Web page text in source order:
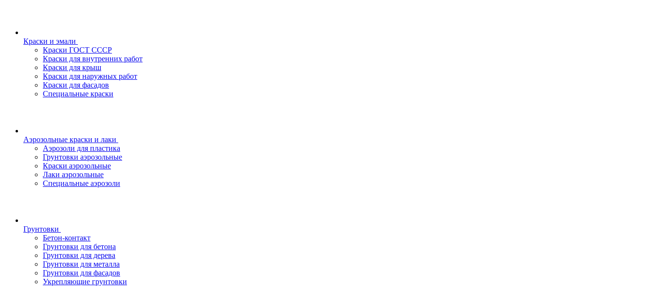
Краски и эмали
Краски ГОСТ СССР
Краски для внутренних работ
Краски для крыш
Краски для наружных работ
Краски для фасадов
Специальные краски
Аэрозольные краски и лаки
Аэрозоли для пластика
Грунтовки аэрозольные
Краски аэрозольные
Лаки аэрозольные
Специальные аэрозоли
Грунтовки
Бетон-контакт
Грунтовки для бетона
Грунтовки для дерева
Грунтовки для металла
Грунтовки для фасадов
Укрепляющие грунтовки